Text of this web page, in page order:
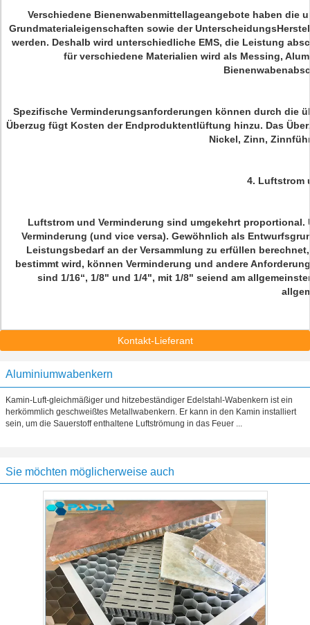
Verschiedene Bienenwabenmittellageangebote haben
Grundmaterialeigenschaften sowie der
werden. Deshalb wird unterschiedliche EMS, die Leistung
für verschiedene Materialien wird als Messing,
Spezifische Verminderungsanforderungen können durch die
Überzug fügt Kosten der Endproduktentlüftung hinzu. Das
Nickel, Zinn,
4. Luftstrom
Luftstrom und Verminderung sind umgekehrt
Verminderung (und vice versa). Gewöhnlich als
Leistungsbedarf an der Versammlung zu erfüllen
bestimmt wird, können Verminderung und andere
sind 1/16“, 1/8" und 1/4", mit 1/8" seiend am
Kontakt-Lieferant
Aluminiumwabenkern
Kamin-Luft-gleichmäßiger und hitzebeständiger Edelstahl-Wabenkern ist ein
herkömmlich geschweißtes Metallwabenkern. Er kann in den Kamin installiert
sein, um die Sauerstoff enthaltene Luftströmung in das Feuer ...
Sie möchten möglicherweise auch